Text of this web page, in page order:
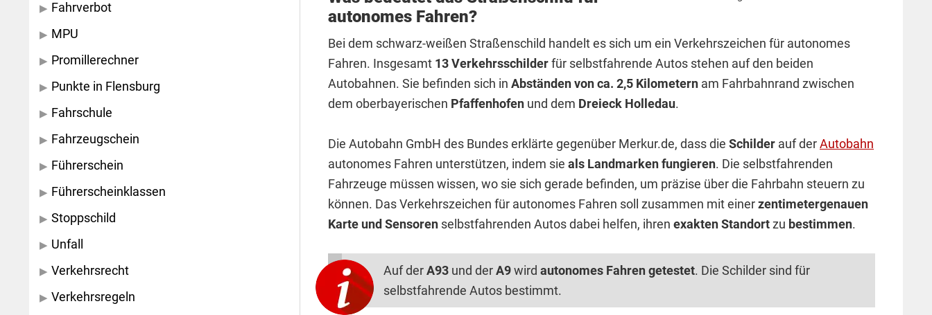
autonomes Fahren?
Bei dem schwarz-weißen Straßenschild handelt es sich um ein Verkehrszeichen für autonomes
Fahren. Insgesamt 13 Verkehrsschilderfür selbstfahrende Autos stehen auf den beiden
Autobahnen. Sie befinden sich in Abständen von ca. 2,5 Kilometern am Fahrbahnrand zwischen
dem oberbayerischen Pfaffenhofen und dem Dreieck Holledau.
Die Autobahn GmbH des Bundes erklärte gegenüber Merkur.de, dass die Schilder auf derAutobahn
autonomes Fahren unterstützen, indem sie als Landmarken fungieren. Die selbstfahrenden
Fahrzeuge müssen wissen, wo sie sich gerade befinden, um präzise über die Fahrbahn steuern zu
können. Das Verkehrszeichen für autonomes Fahren soll zusammen mit einerzentimetergenauen
Karte und Sensoren selbstfahrenden Autos dabei helfen, ihren exakten Standortzu bestimmen.
Auf derA93 und derA9wird autonomes Fahren getestet. Die Schilder sind für
selbstfahrende Autos bestimmt.
Fahrverbot
MPU
Promillerechner
Punkte in Flensburg
Fahrschule
Fahrzeugschein
Führerschein
Führerscheinklassen
Stoppschild
Unfall
Verkehrsrecht
Verkehrsregeln